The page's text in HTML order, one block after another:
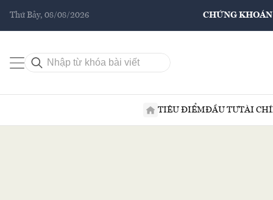
Thứ Bảy, 08/08/2026 CHỨNG KHOÁN
TIÊU ĐIỂMĐẦU TƯTÀI